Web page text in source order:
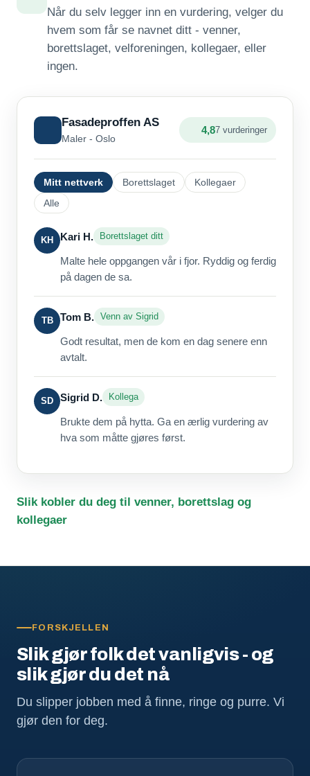
Når du selv legger inn en vurdering, velger du
hvem som får se navnet ditt - venner,
borettslaget, velforeningen, kollegaer, eller
ingen.
Fasadeproffen AS
Maler - Oslo
4,87 vurderinger
Mitt nettverk Borettslaget
Kollegaer
Alle
KH Kari H. Borettslaget ditt
Malte hele oppgangen vår i fjor. Ryddig og ferdig
på dagen de sa.
TB Tom B. Venn av Sigrid
Godt resultat, men de kom en dag senere enn
avtalt.
SD Sigrid D. Kollega
Brukte dem på hytta. Ga en ærlig vurdering av
hva som måtte gjøres først.
Slik kobler du deg til venner, borettslag og
kollegaer
FORSKJELLEN
Slik gjør folk det vanligvis - og
slik gjør du det nå
Du slipper jobben med å finne, ringe og purre. Vi
gjør den for deg.